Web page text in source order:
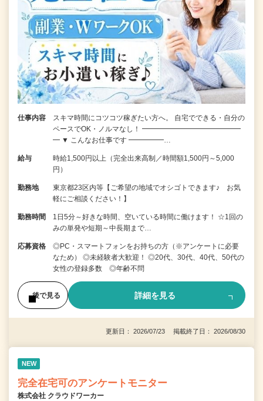
仕事内容
スキマ時間にコツコツ稼ぎたい方へ。 自宅でできる・自分の
ペースでOK・ノルマなし！ ━━━━━━━━━━━━━━
━ ▼ こんなお仕事です ━━━━━…
給与
時給1,500円以上（完全出来高制／時間額1,500円～5,000
円）
勤務地
東京都23区内等【ご希望の地域でオシゴトできます♪ お気
軽にご相談ください！】
勤務時間
1日5分～好きな時間、空いている時間に働けます！ ☆1回の
みの単発や短期～中長期まで…
応募資格
◎PC・スマートフォンをお持ちの方（※アンケートに必要
なため） ◎未経験者大歓迎！ ◎20代、30代、40代、50代の
女性の登録多数 ◎年齢不問
後で見る 詳細を見る
更新日： 2026/07/23 掲載終了日： 2026/08/30
NEW
完全在宅可のアンケートモニター
株式会社 クラウドワーカー